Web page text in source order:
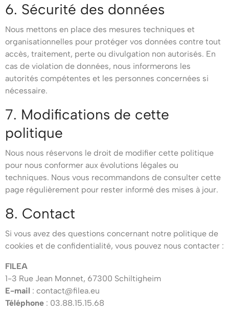
6. Sécurité des données
Nous mettons en place des mesures techniques et
organisationnelles pour protéger vos données contre tout
accès, traitement, perte ou divulgation non autorisés. En
cas de violation de données, nous informerons les
autorités compétentes et les personnes concernées si
nécessaire.
7. Modifications de cette
politique
Nous nous réservons le droit de modifier cette politique
pour nous conformer aux évolutions légales ou
techniques. Nous vous recommandons de consulter cette
page régulièrement pour rester informé des mises à jour.
8. Contact
Si vous avez des questions concernant notre politique de
cookies et de confidentialité, vous pouvez nous contacter :
FILEA
1-3 Rue Jean Monnet, 67300 Schiltigheim
E-mail : contact@filea.eu
Téléphone : 03.88.15.15.68